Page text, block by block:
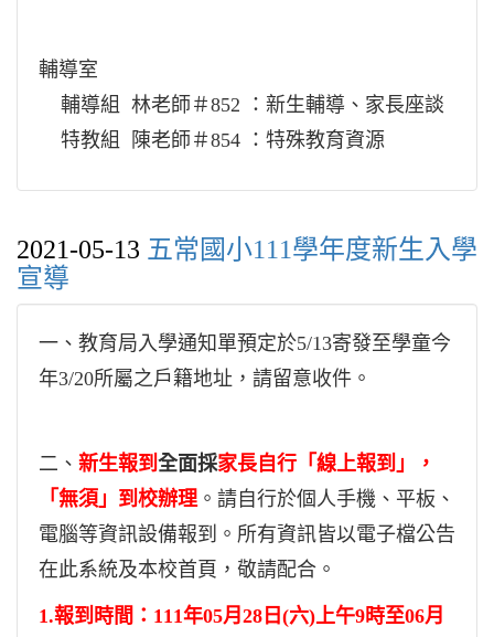
輔導室
輔導組 林老師＃852 ：新生輔導、家長座談
特教組 陳老師＃854 ：特殊教育資源
2021-05-13 五常國小111學年度新生入學
宣導
一、教育局入學通知單預定於5/13寄發至學童今
年3/20所屬之戶籍地址，請留意收件。
二、 新生報到全面採家長自行「線上報到」
，
「無須」到校辦理。 請自行於個人手機、平板、
電腦等資訊設備報到。所有資訊皆以電子檔公告
在此系統及本校首頁，敬請配合。
1.報到時間：111年05月28日(六)上午9時至06月